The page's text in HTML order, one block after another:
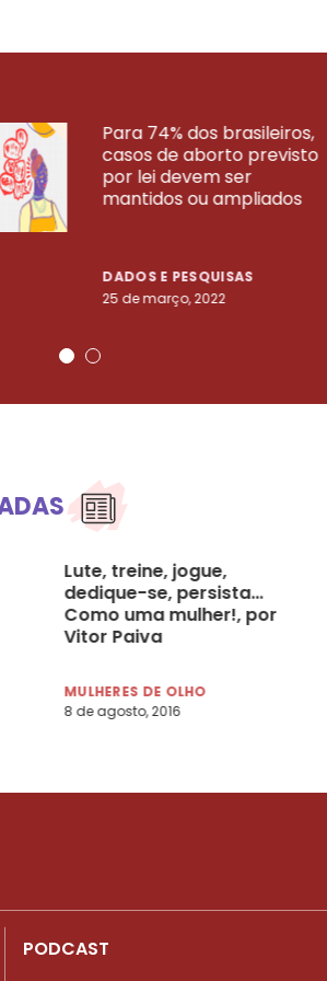
Para 74% dos brasileiros,
casos de aborto previsto
por lei devem ser
mantidos ou ampliados
DADOS E PESQUISAS
25 de março, 2022
PESQUISAS
Lute, treine, jogue,
dedique-se, persista…
Como uma mulher!, por
Vitor Paiva
MULHERES DE OLHO
8 de agosto, 2016
PODCAST